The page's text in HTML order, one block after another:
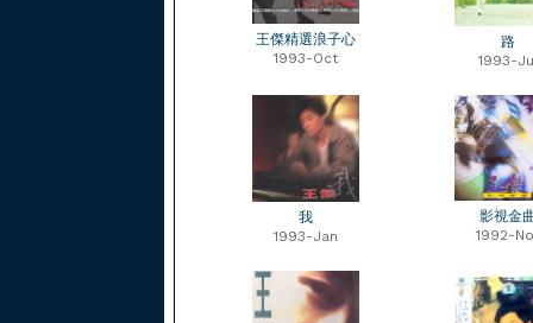
王傑精選浪子心
1993-Oct
路
1993-
我
1993-Jan
影視金
1992-